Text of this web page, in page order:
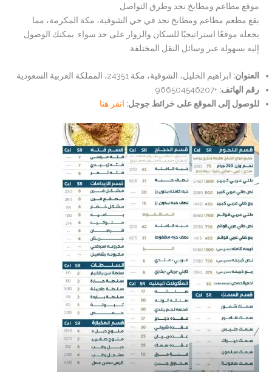
موقع مطاعم ومطابخ نجد وطرق التواصل
يقع مطعم مطاعم ومطابخ نجد في حي الشوقية، مكة المكرمة، مما
يجعله موقعًا استراتيجيًا للسكان والزوار على حد سواء. يمكنك الوصول
إليه بسهولة عبر وسائل النقل المختلفة.
العنوان: ابراهيم الخليل، الشوقية، مكة 24351، المملكة العربية السعودية
رقم الهاتف:
+966504546207
للوصول إلى الموقع على خرائط جوجل: انقر هنا